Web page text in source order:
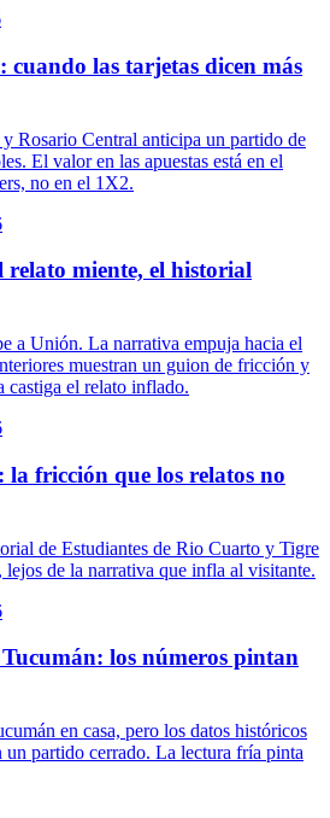
cuando las tarjetas dicen más
Rosario Central anticipa un partido de
El valor en las apuestas está en el
no en el 1X2.
relato miente, el historial
a Unión. La narrativa empuja hacia el
muestran un guion de fricción y
castiga el relato inflado.
fricción que los relatos no
de Estudiantes de Rio Cuarto y Tigre
de la narrativa que infla al visitante.
los números pintan
en casa, pero los datos históricos
un partido cerrado. La lectura fría pinta